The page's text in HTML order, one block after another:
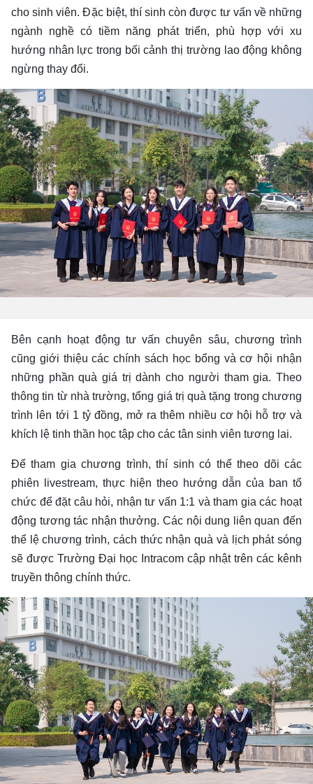
cho sinh viên. Đặc biệt, thí sinh còn được tư vấn về những
ngành nghề có tiềm năng phát triển, phù hợp với xu
hướng nhân lực trong bối cảnh thị trường lao động không
ngừng thay đổi.
Bên cạnh hoạt động tư vấn chuyên sâu, chương trình
cũng giới thiệu các chính sách học bổng và cơ hội nhận
những phần quà giá trị dành cho người tham gia. Theo
thông tin từ nhà trường, tổng giá trị quà tặng trong chương
trình lên tới 1 tỷ đồng, mở ra thêm nhiều cơ hội hỗ trợ và
khích lệ tinh thần học tập cho các tân sinh viên tương lai.
Để tham gia chương trình, thí sinh có thể theo dõi các
phiên livestream, thực hiện theo hướng dẫn của ban tổ
chức để đặt câu hỏi, nhận tư vấn 1:1 và tham gia các hoạt
động tương tác nhận thưởng. Các nội dung liên quan đến
thể lệ chương trình, cách thức nhận quà và lịch phát sóng
sẽ được Trường Đại học Intracom cập nhật trên các kênh
truyền thông chính thức.